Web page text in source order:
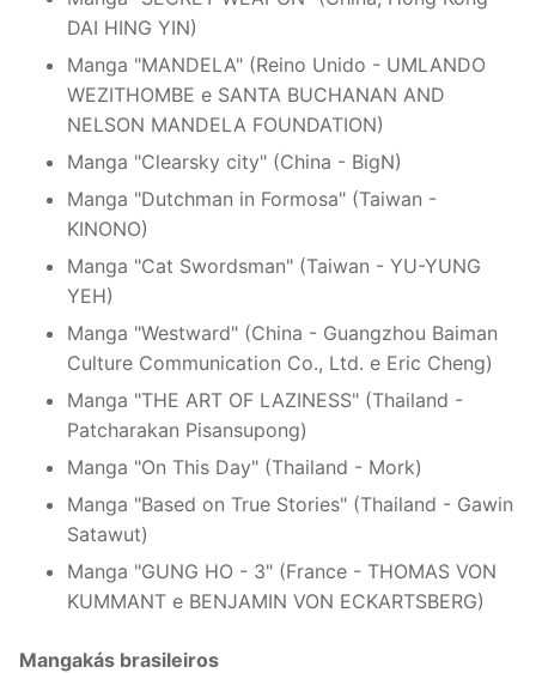
DAI HING YIN)
Manga "MANDELA" (Reino Unido - UMLANDO
WEZITHOMBE e SANTA BUCHANAN AND
NELSON MANDELA FOUNDATION)
Manga "Clearsky city" (China - BigN)
Manga "Dutchman in Formosa" (Taiwan -
KINONO)
Manga "Cat Swordsman" (Taiwan - YU-YUNG
YEH)
Manga "Westward" (China - Guangzhou Baiman
Culture Communication Co., Ltd. e Eric Cheng)
Manga "THE ART OF LAZINESS" (Thailand -
Patcharakan Pisansupong)
Manga "On This Day" (Thailand - Mork)
Manga "Based on True Stories" (Thailand - Gawin
Satawut)
Manga "GUNG HO - 3" (France - THOMAS VON
KUMMANT e BENJAMIN VON ECKARTSBERG)
Mangakás brasileiros